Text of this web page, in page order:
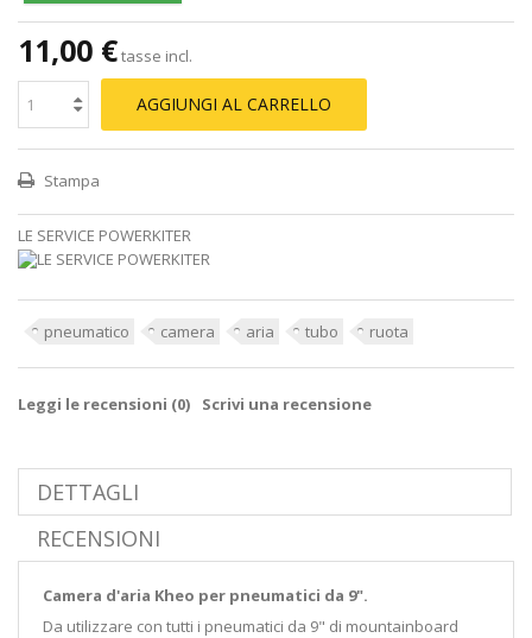
11,00 €tasse incl.
AGGIUNGI AL CARRELLO
Stampa
LE SERVICE POWERKITER
pneumatico camera aria tubo ruota
Leggi le recensioni (0) Scrivi una recensione
DETTAGLI
RECENSIONI
Camera d'aria Kheo per pneumatici da 9".
Da utilizzare con tutti i pneumatici da 9" di mountainboard